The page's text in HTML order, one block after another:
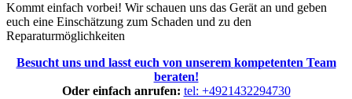
Kommt einfach vorbei! Wir schauen uns das Gerät an und geben
euch eine Einschätzung zum Schaden und zu den
Reparaturmöglichkeiten
Besucht uns und lasst euch von unserem kompetenten Team
beraten!
Oder einfach anrufen: tel: +4921432294730